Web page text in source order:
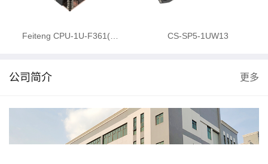
Feiteng CPU-1U-F361(… CS-SP5-1UW13
公司简介 更多